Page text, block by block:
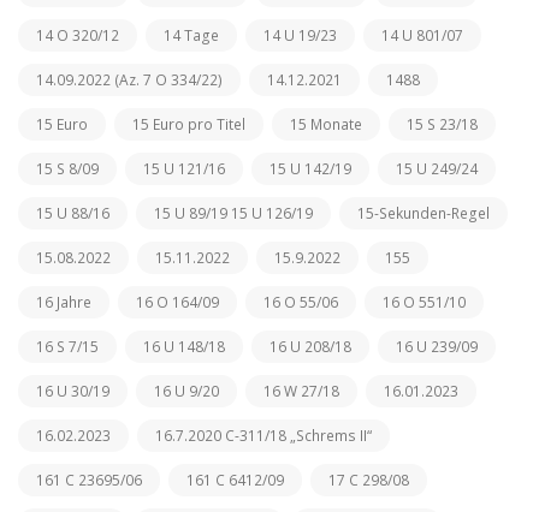
14 O 320/12 14 Tage 14 U 19/23 14 U 801/07
14.09.2022 (Az. 7 O 334/22) 14.12.2021 1488
15 Euro 15 Euro pro Titel 15 Monate 15 S 23/18
15 S 8/09 15 U 121/16 15 U 142/19 15 U 249/24
15 U 88/16 15 U 89/19 15 U 126/19 15-Sekunden-Regel
15.08.2022 15.11.2022 15.9.2022 155
16 Jahre 16 O 164/09 16 O 55/06 16 O 551/10
16 S 7/15 16 U 148/18 16 U 208/18 16 U 239/09
16 U 30/19 16 U 9/20 16 W 27/18 16.01.2023
16.02.2023 16.7.2020 C-311/18 „Schrems II“
161 C 23695/06 161 C 6412/09 17 C 298/08